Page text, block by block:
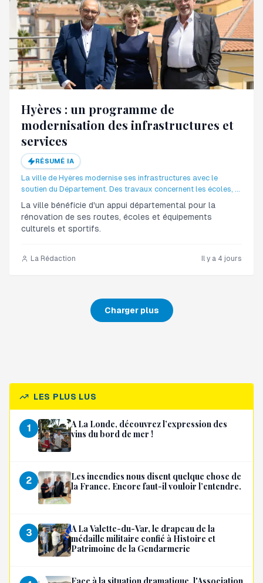
Hyères : un programme de
modernisation des infrastructures et
services
RÉSUMÉ IA
La ville de Hyères modernise ses infrastructures avec le
soutien du Département. Des travaux concernent les écoles, la
culture, le sport et la voirie.
La ville bénéficie d'un appui départemental pour la
rénovation de ses routes, écoles et équipements
culturels et sportifs.
La Rédaction Il y a 4 jours
Charger plus
LES PLUS LUS
1
A La Londe, découvrez l’expression des
vins du bord de mer !
2
Les incendies nous disent quelque chose de
la France. Encore faut-il vouloir l’entendre.
3
A La Valette-du-Var, le drapeau de la
médaille militaire confié à Histoire et
Patrimoine de la Gendarmerie